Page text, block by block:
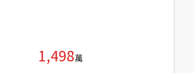
1,498萬